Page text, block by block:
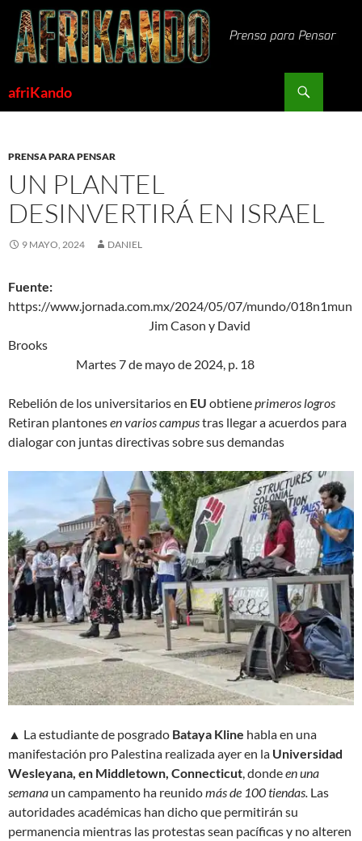
Saltar
contenido
afriKando
PRENSA PARA PENSAR
UN PLANTEL
DESINVERTIRÁ EN ISRAEL
9 MAYO, 2024 DANIEL
Fuente:
https://www.jornada.com.mx/2024/05/07/mundo/018n1mun
Jim Cason y David
Brooks
Martes 7 de mayo de 2024, p. 18
Rebelión de los universitarios en EU obtieneprimeros logros
Retiran plantonesen varios campustras llegar a acuerdos para
dialogar con juntas directivas sobre sus demandas
▲ La estudiante de posgrado Bataya Kline habla en una
manifestación pro Palestina realizada ayer en la Universidad
Wesleyana, en Middletown, Connecticut , dondeen una
semana un campamento ha reunidomás de 100 tiendas. Las
autoridades académicas han dicho que permitirán su
permanencia mientras las protestas sean pacíficas y no alteren